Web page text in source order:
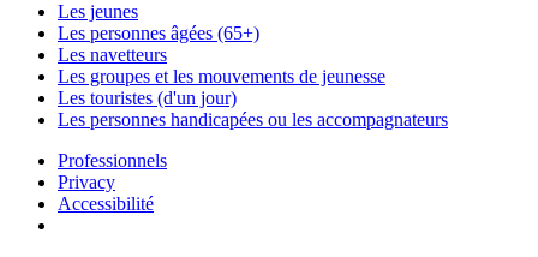
Les jeunes
Les personnes âgées (65+)
Les navetteurs
Les groupes et les mouvements de jeunesse
Les touristes (d'un jour)
Les personnes handicapées ou les accompagnateurs
Professionnels
Privacy
Accessibilité